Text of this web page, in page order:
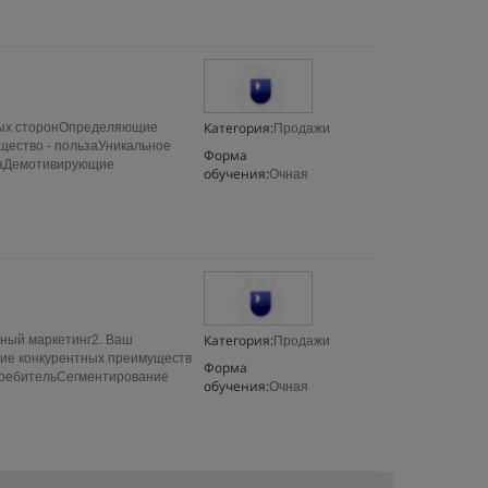
Категория: Продажи
Форма
обучения:Очная
сторонОпределяющие
- пользаУникальное
Категория: Продажи
Форма
обучения:Очная
маркетинг2. Ваш
конкурентных преимуществ